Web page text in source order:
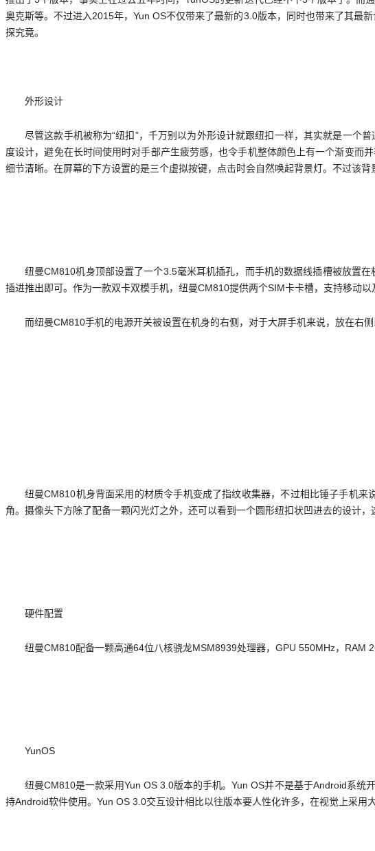
奥克斯等。不过进入2015年，Yun OS不仅带来了最新的3.0版本，同时也带来了其最
探究竟。
外形设计
尽管这款手机被称为“纽扣”，千万别以为外形设计就跟纽扣一样，其实就是一个
度设计，避免在长时间使用时对手部产生疲劳感，也令手机整体颜色上有一个渐变而
细节清晰。在屏幕的下方设置的是三个虚拟按键，点击时会自然唤起背景灯。不过该
纽曼CM810机身顶部设置了一个3.5毫米耳机插孔，而手机的数据线插槽被放置
插进推出即可。作为一款双卡双模手机，纽曼CM810提供两个SIM卡卡槽，支持移动
而纽曼CM810手机的电源开关被设置在机身的右侧，对于大屏手机来说，放在右
纽曼CM810机身背面采用的材质令手机变成了指纹收集器，不过相比锤子手机
角。摄像头下方除了配备一颗闪光灯之外，还可以看到一个圆形纽扣状凹进去的设计
硬件配置
纽曼CM810配备一颗高通64位八核骁龙MSM8939处理器，GPU 550MHz，RAM
YunOS
纽曼CM810是一款采用Yun OS 3.0版本的手机。Yun OS并不是基于Android系
持Android软件使用。Yun OS 3.0交互设计相比以往版本要人性化许多，在视觉上采用